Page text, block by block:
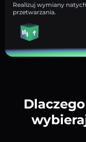
Realizuj wymiany
przetwarzania.